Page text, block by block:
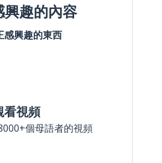
趣的內容
感興趣的東西
看視頻
個母語者的視頻